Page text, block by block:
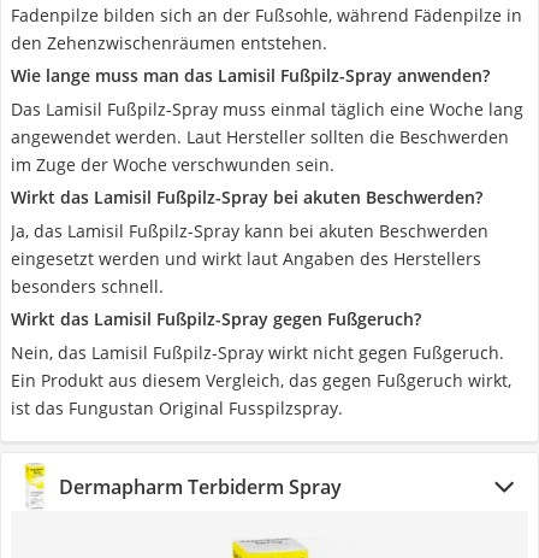
Fadenpilze bilden sich an der Fußsohle, während Fädenpilze in
den Zehenzwischenräumen entstehen.
Wie lange muss man das Lamisil Fußpilz-Spray anwenden?
Das Lamisil Fußpilz-Spray muss einmal täglich eine Woche lang
angewendet werden. Laut Hersteller sollten die Beschwerden
im Zuge der Woche verschwunden sein.
Wirkt das Lamisil Fußpilz-Spray bei akuten Beschwerden?
Ja, das Lamisil Fußpilz-Spray kann bei akuten Beschwerden
eingesetzt werden und wirkt laut Angaben des Herstellers
besonders schnell.
Wirkt das Lamisil Fußpilz-Spray gegen Fußgeruch?
Nein, das Lamisil Fußpilz-Spray wirkt nicht gegen Fußgeruch.
Ein Produkt aus diesem Vergleich, das gegen Fußgeruch wirkt,
ist das Fungustan Original Fusspilzspray.
Dermapharm Terbiderm Spray